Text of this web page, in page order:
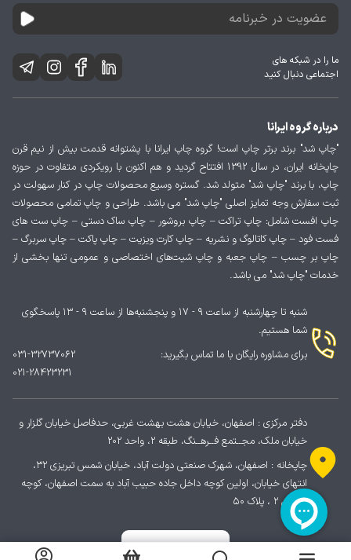
ما را در شبکه های
اجتماعی دنبال کنید
درباره گروه ایرانا
"چاپ شد" برند برتر چاپ است! گروه چاپ ایرانا با پشتوانه قدمت بیش از نیم قرن
چاپخانه ایران، در سال 1392 افتتاح گردید و هم اکنون با رویکردی متفاوت در حوزه
چاپ، با برند "چاپ شد" متولد شد. گستره وسیع محصولات چاپ در کنار سهولت در
ثبت سفارش وجه تمایز اصلی "چاپ شد" می باشد. طراحی و چاپ تمامی محصولات
چاپ افست شامل: چاپ تراکت – چاپ بروشور – چاپ ساک دستی – چاپ ست های
فست فود – چاپ کاتالوگ و نشریه – چاپ کارت ویزیت – چاپ پاکت – چاپ سربرگ –
چاپ بر چسب – چاپ جعبه و چاپ شیت‌های اختصاصی و عمومی تنها بخشی از
خدمات "چاپ شد" می باشد.
شنبه تا چهارشنبه از ساعت ۹ - ۱۷ و پنجشنبه‌ها از ساعت ۹ - ۱۳ پاسخگوی
شما هستیم.
برای مشاوره رایگان با ما تماس بگیرید:
031-32737062
021-28423231
دفتر مرکزی : اصفهان، خیابان هشت بهشت غربی، حدفاصل خیابان گلزار و
خیابان ملک، مجــتمع فــرهــنگ، طبقه 2، واحد 202
چاپخانه : اصفهان، شهرک صنعتی دولت آباد، خیابان شمس تبریزی ۳۲،
انتهای خیابان، اولین کوچه داخل جاده حبیب آباد به سمت اصفهان، کوچه
پردیس ۲ ، پلاک ۵۰